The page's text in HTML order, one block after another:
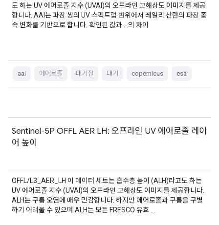
도 하는 UV 에어로졸 지수 (UVAI)의 오프라인 고해상도 이미지를 제공
합니다. AAI는 파장 쌍의 UV 스펙트럼 범위에서 레일리 산란의 파장 종
속 변화를 기반으로 합니다. 확인된 값과 …의 차이
aai 에어로졸 대기질 대기 copernicus esa
Sentinel-5P OFFL AER LH: 오프라인 UV 에어로졸 레이
어 높이
OFFL/L3_AER_LH 이 데이터 세트는 흡수층 높이 (ALH)라고도 하는
UV 에어로졸 지수 (UVAI)의 오프라인 고해상도 이미지를 제공합니다.
ALH는 구름 오염에 매우 민감합니다. 하지만 에어로졸과 구름을 구별
하기 어려울 수 있으며 ALH는 모든 FRESCO 유효 …